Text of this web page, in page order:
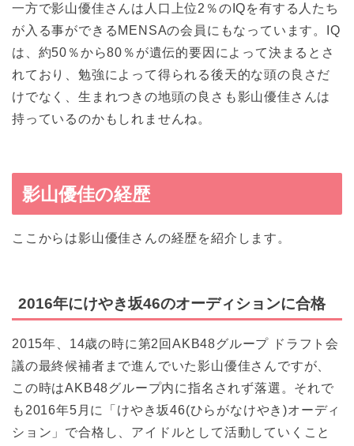
一方で影山優佳さんは人口上位2％のIQを有する人たち
が入る事ができるMENSAの会員にもなっています。IQ
は、約50％から80％が遺伝的要因によって決まるとさ
れており、勉強によって得られる後天的な頭の良さだ
けでなく、生まれつきの地頭の良さも影山優佳さんは
持っているのかもしれませんね。
影山優佳の経歴
ここからは影山優佳さんの経歴を紹介します。
2016年にけやき坂46のオーディションに合格
2015年、14歳の時に第2回AKB48グループ ドラフト会
議の最終候補者まで進んでいた影山優佳さんですが、
この時はAKB48グループ内に指名されず落選。それで
も2016年5月に「けやき坂46(ひらがなけやき)オーディ
ション」で合格し、アイドルとして活動していくこと